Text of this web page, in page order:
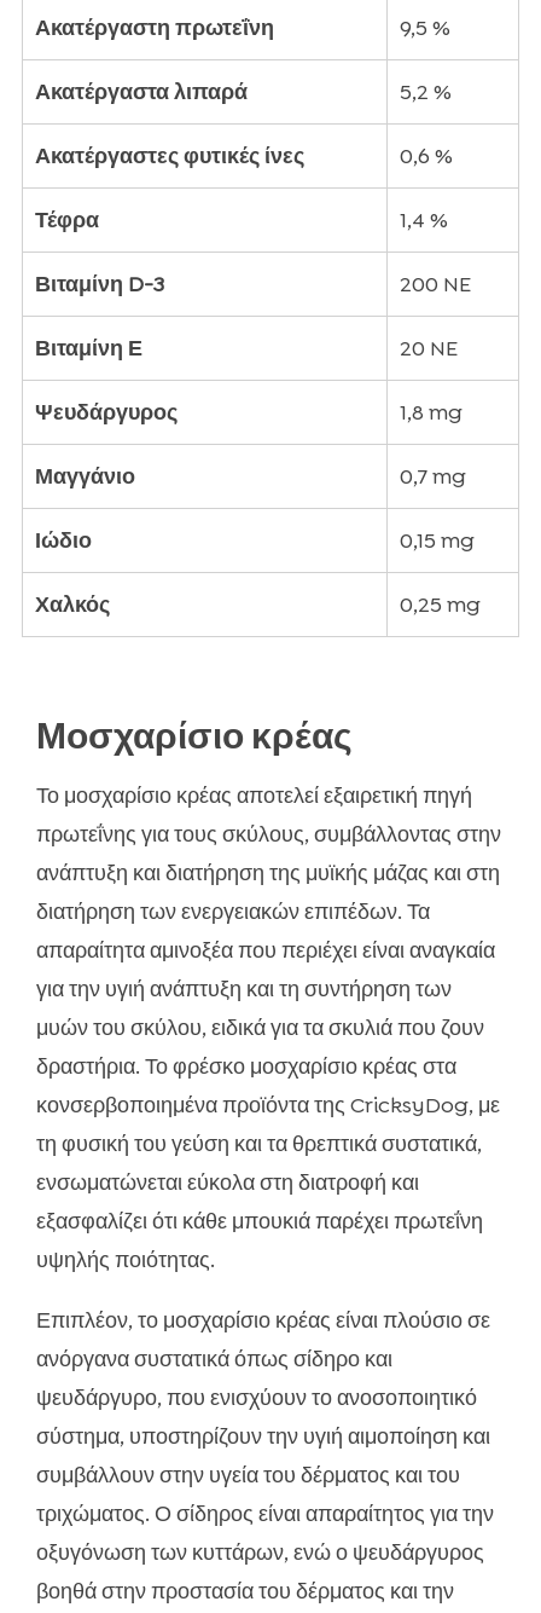
Ακατέργαστη πρωτεΐνη 9,5 %
Ακατέργαστα λιπαρά 5,2 %
Ακατέργαστες φυτικές ίνες 0,6 %
Τέφρα 1,4 %
Βιταμίνη D-3 200 NE
Βιταμίνη Ε 20 NE
Ψευδάργυρος 1,8 mg
Μαγγάνιο 0,7 mg
Ιώδιο 0,15 mg
Χαλκός 0,25 mg
Μοσχαρίσιο κρέας
Το μοσχαρίσιο κρέας αποτελεί εξαιρετική πηγή
πρωτεΐνης για τους σκύλους, συμβάλλοντας στην
ανάπτυξη και διατήρηση της μυϊκής μάζας και στη
διατήρηση των ενεργειακών επιπέδων. Τα
απαραίτητα αμινοξέα που περιέχει είναι αναγκαία
για την υγιή ανάπτυξη και τη συντήρηση των
μυών του σκύλου, ειδικά για τα σκυλιά που ζουν
δραστήρια. Το φρέσκο μοσχαρίσιο κρέας στα
κονσερβοποιημένα προϊόντα της CricksyDog, με
τη φυσική του γεύση και τα θρεπτικά συστατικά,
ενσωματώνεται εύκολα στη διατροφή και
εξασφαλίζει ότι κάθε μπουκιά παρέχει πρωτεΐνη
υψηλής ποιότητας.
Επιπλέον, το μοσχαρίσιο κρέας είναι πλούσιο σε
ανόργανα συστατικά όπως σίδηρο και
ψευδάργυρο, που ενισχύουν το ανοσοποιητικό
σύστημα, υποστηρίζουν την υγιή αιμοποίηση και
συμβάλλουν στην υγεία του δέρματος και του
τριχώματος. Ο σίδηρος είναι απαραίτητος για την
οξυγόνωση των κυττάρων, ενώ ο ψευδάργυρος
βοηθά στην προστασία του δέρματος και την